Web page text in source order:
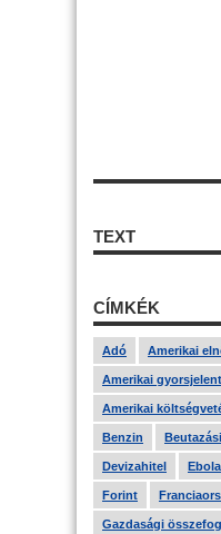
TEXT
CÍMKÉK
Adó Amerikai
Amerikai
Amerikai
Benzin
Devizahitel Ebola
Forint
Gazdasági